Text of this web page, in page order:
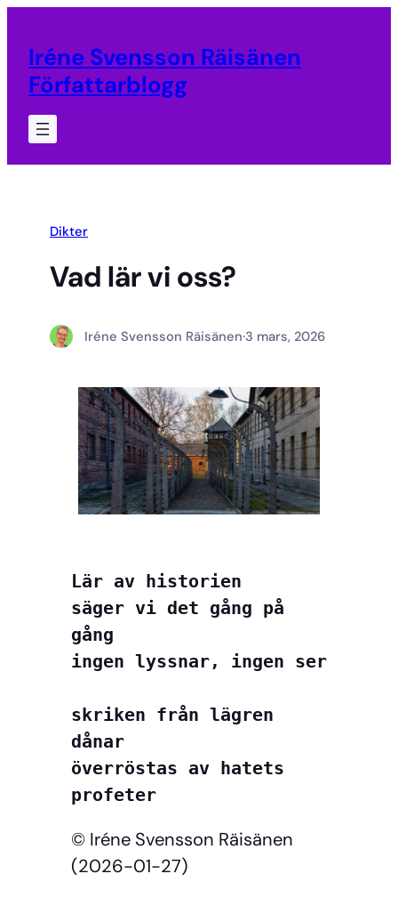
innehåll
Iréne Svensson Räisänen
Författarblogg
Dikter
Vad lär vi oss?
Iréne Svensson Räisänen·3 mars, 2026
Lär av historien
säger vi det gång på
gång
ingen lyssnar, ingen ser
skriken från lägren
dånar
överröstas av hatets
profeter
© Iréne Svensson Räisänen
(2026-01-27)